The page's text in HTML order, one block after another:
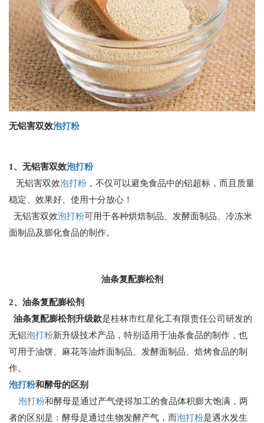
无铝害双效泡打粉
1 、无铝害双效泡打粉
无铝害双效泡打粉 ，不仅可以避免食品中的铝超标，而且质量
稳定、效果好、使用十分放心！
无铝害双效泡打粉可用于各种烘焙制品、发酵面制品、冷冻米
面制品及膨化食品的制作。
油条复配膨松剂
2、油条复配膨松剂
油条复配膨松剂升级款是桂林市红星化工有限责任公司研发的
无铝泡打粉新升级技术产品，特别适用于油条食品的制作， 也
可用于油饼、麻花等油炸面制品、发酵面制品、焙烤食品的制
作。
泡打粉和酵母的区别
泡打粉和酵母是通过产气使得加工的食品体积膨大饱满，两
者的区别是：酵母是通过生物发酵产气，而泡打粉是遇水发生